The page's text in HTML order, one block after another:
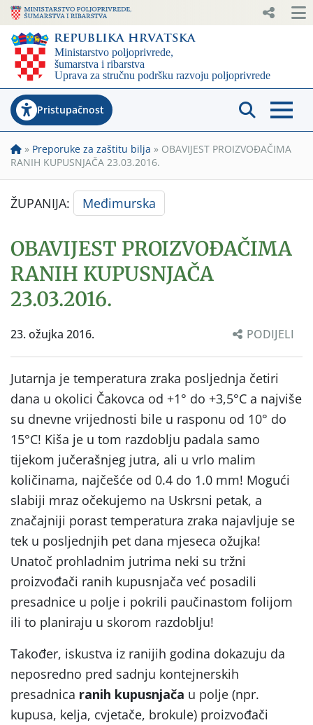
Pristupačnost
» Preporuke za zaštitu bilja » OBAVIJEST PROIZVOĐAČIMA
RANIH KUPUSNJAČA 23.03.2016.
ŽUPANIJA: Međimurska
OBAVIJEST PROIZVOĐAČIMA
RANIH KUPUSNJAČA
23.03.2016.
23. ožujka 2016. PODIJELI
Jutarnja je temperatura zraka posljednja četiri
dana u okolici Čakovca od +1° do +3,5°C a najviše
su dnevne vrijednosti bile u rasponu od 10° do
15°C! Kiša je u tom razdoblju padala samo
tijekom jučerašnjeg jutra, ali u vrlo malim
količinama, najčešće od 0.4 do 1.0 mm! Mogući
slabiji mraz očekujemo na Uskrsni petak, a
značajniji porast temperatura zraka najavljuje se
tek u posljednjih pet dana mjeseca ožujka!
Unatoč prohladnim jutrima neki su tržni
proizvođači ranih kupusnjača već posadili
presadnice u polje i pokrili paučinastom folijom
ili to planiraju u skorom razdoblju!
Također, iskustva iz ranijih godina dokazuju da
neposredno pred sadnju kontejnerskih
presadnica ranih kupusnjača u polje (npr.
kupusa, kelja, cvjetače, brokule) proizvođači